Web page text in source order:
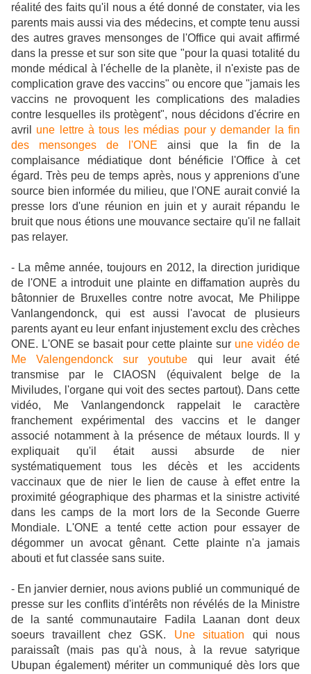
réalité des faits qu'il nous a été donné de constater, via les
parents mais aussi via des médecins, et compte tenu aussi
des autres graves mensonges de l'Office qui avait affirmé
dans la presse et sur son site que "pour la quasi totalité du
monde médical à l'échelle de la planète, il n'existe pas de
complication grave des vaccins" ou encore que "jamais les
vaccins ne provoquent les complications des maladies
contre lesquelles ils protègent", nous décidons d'écrire en
avril une lettre à tous les médias pour y demander la fin
des mensonges de l'ONE ainsi que la fin de la
complaisance médiatique dont bénéficie l'Office à cet
égard. Très peu de temps après, nous y apprenions d'une
source bien informée du milieu, que l'ONE aurait convié la
presse lors d'une réunion en juin et y aurait répandu le
bruit que nous étions une mouvance sectaire qu'il ne fallait
pas relayer.
- La même année, toujours en 2012, la direction juridique
de l'ONE a introduit une plainte en diffamation auprès du
bâtonnier de Bruxelles contre notre avocat, Me Philippe
Vanlangendonck, qui est aussi l'avocat de plusieurs
parents ayant eu leur enfant injustement exclu des crèches
ONE. L'ONE se basait pour cette plainte sur une vidéo de
Me Valengendonck sur youtube qui leur avait été
transmise par le CIAOSN (équivalent belge de la
Miviludes, l'organe qui voit des sectes partout). Dans cette
vidéo, Me Vanlangendonck rappelait le caractère
franchement expérimental des vaccins et le danger
associé notamment à la présence de métaux lourds. Il y
expliquait qu'il était aussi absurde de nier
systématiquement tous les décès et les accidents
vaccinaux que de nier le lien de cause à effet entre la
proximité géographique des pharmas et la sinistre activité
dans les camps de la mort lors de la Seconde Guerre
Mondiale. L'ONE a tenté cette action pour essayer de
dégommer un avocat gênant.
Cette plainte n'a jamais
abouti et fut classée sans suite.
- En janvier dernier, nous avions publié un communiqué de
presse sur les conflits d'intérêts non révélés de la Ministre
de la santé communautaire Fadila Laanan dont deux
soeurs travaillent chez GSK. Une situation qui nous
paraissaît (mais pas qu'à nous, à la revue satyrique
Ubupan également) mériter un communiqué dès lors que